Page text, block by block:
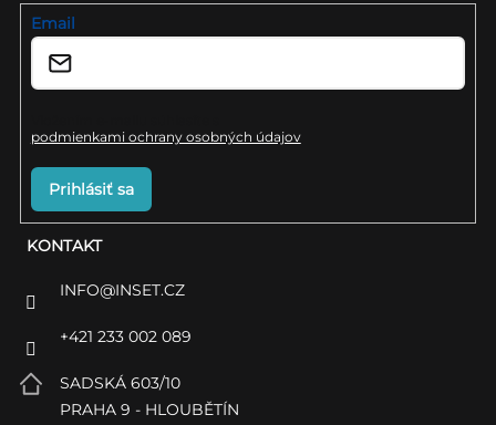
KONTAKT
INFO@INSET.CZ
+421 233 002 089
SADSKÁ 603/10
PRAHA 9 - HLOUBĚTÍN
Email
podmienkami ochrany osobných údajov
Prihlásiť sa